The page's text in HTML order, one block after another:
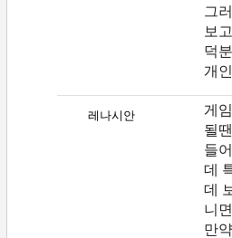
그
보
덕
개
레나시안
게
될
들
데
데
니
만